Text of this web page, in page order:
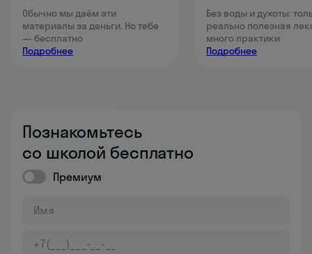
Обычно мы даём эти
материалы за деньги. Но тебе
— бесплатно
Подробнее
Без воды и духоты:
реально полезная
много практики
Подробнее
Познакомьтесь
со школой бесплатно
Премиум